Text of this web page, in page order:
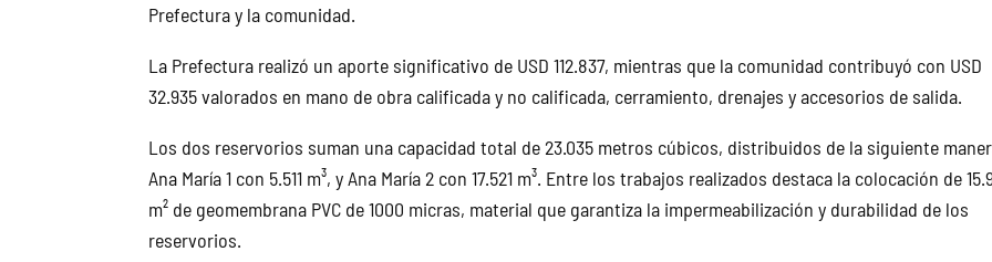
Prefectura y la comunidad.
La Prefectura realizó un aporte significativo de USD 112.837, mientras que la comunidad contribuyó con USD
32.935 valorados en mano de obra calificada y no calificada, cerramiento, drenajes y accesorios de salida.
Los dos reservorios suman una capacidad total de 23.035 metros cúbicos, distribuidos de la siguiente
Ana María 1 con 5.511 m³, y Ana María 2 con 17.521 m³. Entre los trabajos realizados destaca la colocación de
m² de geomembrana PVC de 1000 micras, material que garantiza la impermeabilización y durabilidad de los
reservorios.